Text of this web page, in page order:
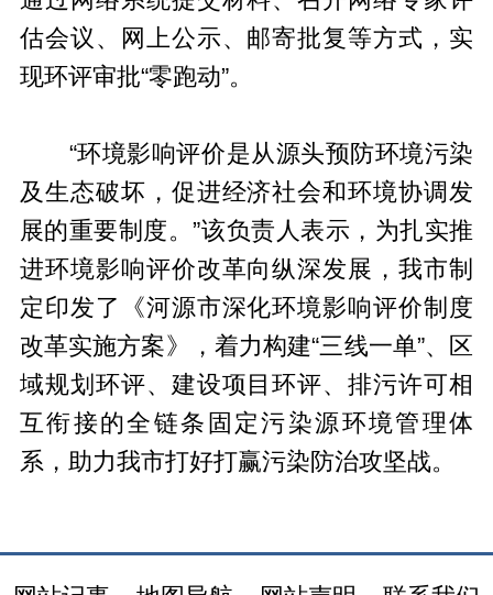
估会议、网上公示、邮寄批复等方式，实
现环评审批“零跑动”。
“环境影响评价是从源头预防环境污染
及生态破坏，促进经济社会和环境协调发
展的重要制度。”该负责人表示，为扎实推
进环境影响评价改革向纵深发展，我市制
定印发了《河源市深化环境影响评价制度
改革实施方案》，着力构建“三线一单”、区
域规划环评、建设项目环评、排污许可相
互衔接的全链条固定污染源环境管理体
系，助力我市打好打赢污染防治攻坚战。